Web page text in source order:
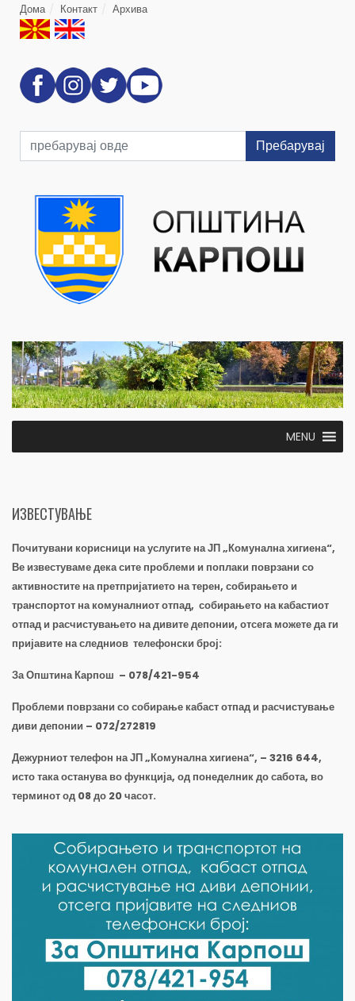
Дома Контакт Архива
Пребарувај
MENU
ИЗВЕСТУВАЊЕ
Почитувани корисници на услугите на ЈП „Комунална хигиена“,
Ве известуваме дека сите проблеми и поплаки поврзани со
активностите на претпријатието на терен, собирањето и
транспортот на комуналниот отпад, собирањето на кабастиот
отпад и расчистувањето на дивите депонии, отсега можете да ги
пријавите на следниов телефонски број:
За Општина Карпош – 078/421-954
Проблеми поврзани со собирање кабаст отпад и расчистување
диви депонии – 072/272819
Дежурниот телефон на ЈП „Комунална хигиена“, – 3216 644,
исто така останува во функција, од понеделник до сабота, во
терминот од 08 до 20 часот.